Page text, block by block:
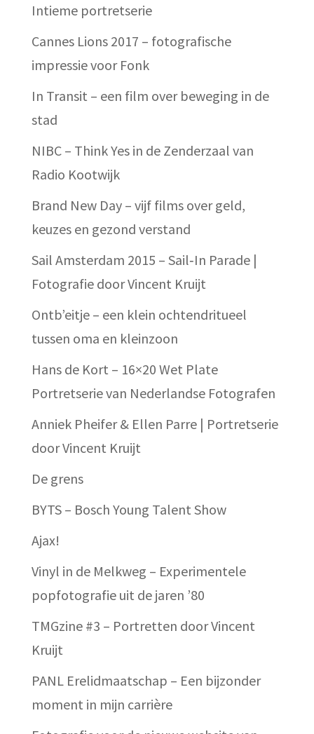
Intieme portretserie
Cannes Lions 2017 – fotografische
impressie voor Fonk
In Transit – een film over beweging in de
stad
NIBC – Think Yes in de Zenderzaal van
Radio Kootwijk
Brand New Day – vijf films over geld,
keuzes en gezond verstand
Sail Amsterdam 2015 – Sail‑In Parade |
Fotografie door Vincent Kruijt
Ontb’eitje – een klein ochtendritueel
tussen oma en kleinzoon
Hans de Kort – 16×20 Wet Plate
Portretserie van Nederlandse Fotografen
Anniek Pheifer & Ellen Parre | Portretserie
door Vincent Kruijt
De grens
BYTS – Bosch Young Talent Show
Ajax!
Vinyl in de Melkweg – Experimentele
popfotografie uit de jaren ’80
TMGzine #3 – Portretten door Vincent
Kruijt
PANL Erelidmaatschap – Een bijzonder
moment in mijn carrière